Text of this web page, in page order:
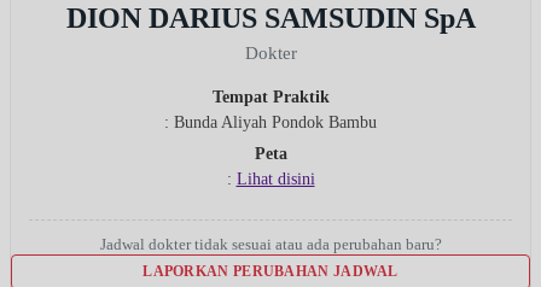
DION DARIUS SAMSUDIN SpA
Dokter
Tempat Praktik
: Bunda Aliyah Pondok Bambu
Peta
: Lihat disini
Jadwal dokter tidak sesuai atau ada perubahan baru?
LAPORKAN PERUBAHAN JADWAL